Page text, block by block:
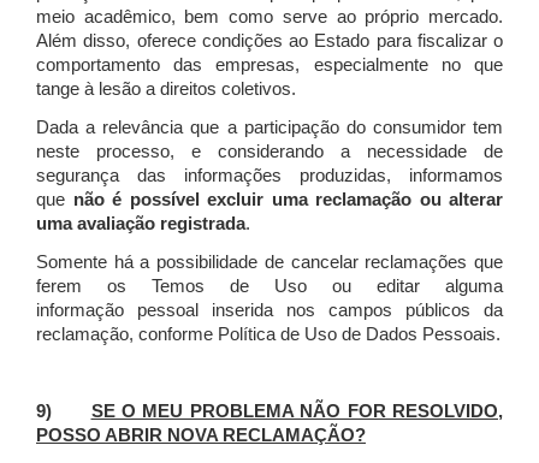
meio acadêmico, bem como serve ao próprio mercado.
Além disso, oferece condições ao Estado para fiscalizar o
comportamento das empresas, especialmente no que
tange à lesão a direitos coletivos.
Dada a relevância que a participação do consumidor tem
neste processo, e considerando a necessidade de
segurança das informações produzidas, informamos
que não é possível excluir uma reclamação ou alterar
uma avaliação registrada.
Somente há a possibilidade de cancelar reclamações que
ferem os Temos de Uso ou editar alguma
informação pessoal inserida nos campos públicos da
reclamação, conforme Política de Uso de Dados Pessoais.
9) SE O MEU PROBLEMA NÃO FOR RESOLVIDO,
POSSO ABRIR NOVA RECLAMAÇÃO?